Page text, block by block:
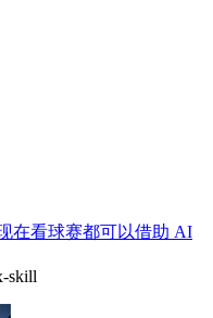
在看球赛都可以借助 AI
skill